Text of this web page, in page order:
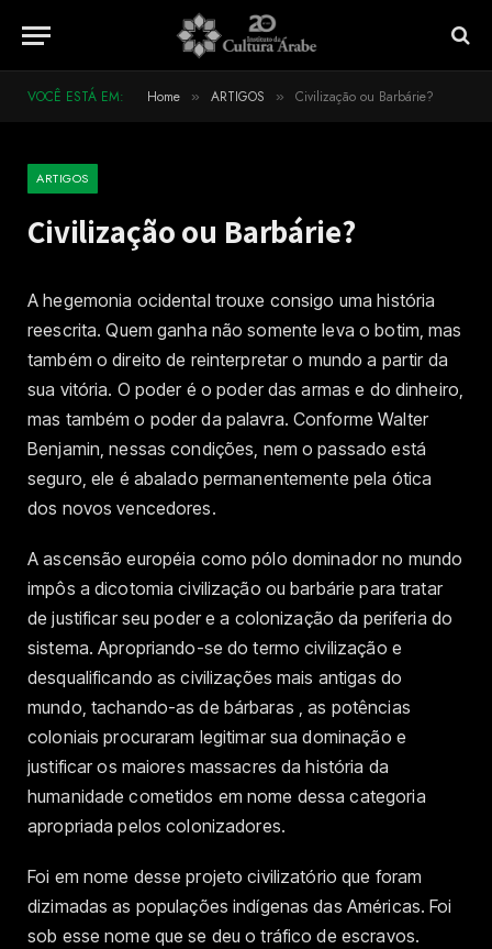
VOCÊ ESTÁ EM: Home » ARTIGOS » Civilização ou Barbárie?
ARTIGOS
Civilização ou Barbárie?
A hegemonia ocidental trouxe consigo uma história
reescrita. Quem ganha não somente leva o botim, mas
também o direito de reinterpretar o mundo a partir da
sua vitória. O poder é o poder das armas e do dinheiro,
mas também o poder da palavra. Conforme Walter
Benjamin, nessas condições, nem o passado está
seguro, ele é abalado permanentemente pela ótica
dos novos vencedores.
A ascensão européia como pólo dominador no mundo
impôs a dicotomia civilização ou barbárie para tratar
de justificar seu poder e a colonização da periferia do
sistema. Apropriando-se do termo civilização e
desqualificando as civilizações mais antigas do
mundo, tachando-as de bárbaras , as potências
coloniais procuraram legitimar sua dominação e
justificar os maiores massacres da história da
humanidade cometidos em nome dessa categoria
apropriada pelos colonizadores.
Foi em nome desse projeto civilizatório que foram
dizimadas as populações indígenas das Américas. Foi
sob esse nome que se deu o tráfico de escravos.